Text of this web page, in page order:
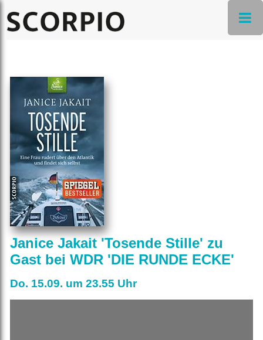
Janice Jakait 'Tosende Stille' zu
Gast bei WDR 'DIE RUNDE ECKE'
Do. 15.09. um 23.55 Uhr